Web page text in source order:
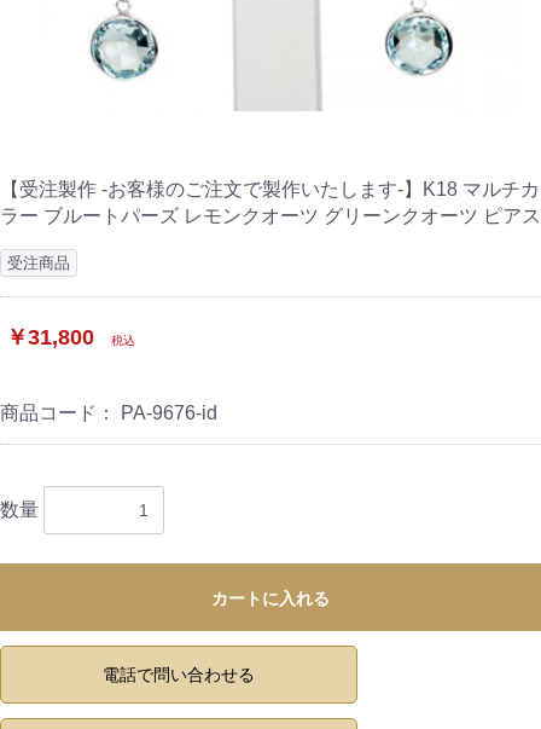
【受注製作 -お客様のご注文で製作いたします-】K18 マルチカ
ラー ブルートパーズ レモンクオーツ グリーンクオーツ ピアス
受注商品
￥31,800 税込
商品コード： PA-9676-id
数量
カートに入れる
電話で問い合わせる